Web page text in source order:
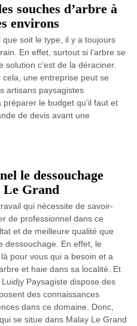
souches d’arbre à
environs
soit le type, il y a toujours
En effet, surtout si l’arbre se
c’est de la déraciner.
une entreprise peut se
artisans paysagistes
préparer le budget qu’il faut et
de devis avant une
le dessouchage
Le Grand
qui nécessite de savoir-
de professionnel dans ce
et de meilleure qualité que
dessouchage. En effet, le
pour vous qui a besoin et a
et haie dans sa localité. Et
Paysagiste dispose des
des connaissances
dans ce domaine. Donc,
se situe dans Malay Le Grand